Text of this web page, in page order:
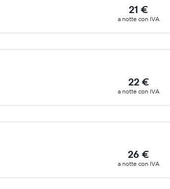
21 €
a notte con IVA
22 €
a notte con IVA
26 €
a notte con IVA